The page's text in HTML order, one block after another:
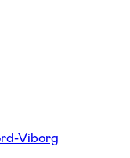
Viborg